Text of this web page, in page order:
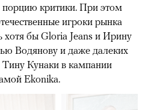
порцию критики. При этом
игроки рынка
бы Gloria Jeans и Ирину
Водянову и даже далеких
Тину Кунаки в кампании
Ekonika.